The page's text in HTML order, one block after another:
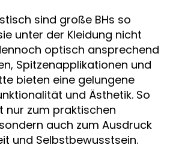
sind große BHs so
unter der Kleidung nicht
optisch ansprechend
Spitzenapplikationen und
bieten eine gelungene
und Ästhetik. So
nur zum praktischen
auch zum Ausdruck
und Selbstbewusstsein.